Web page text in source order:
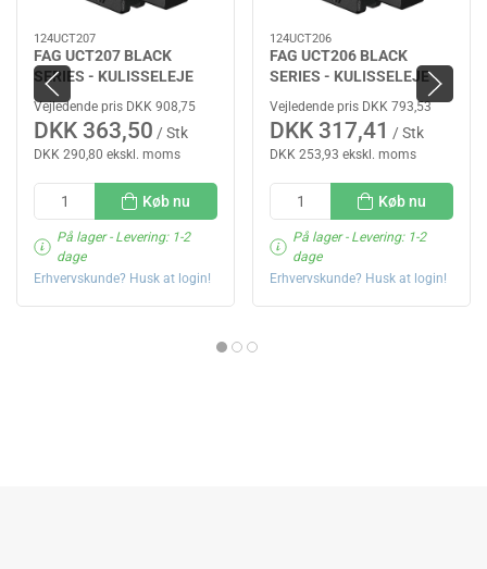
124UCT207
FAG UCT207 BLACK
SERIES - KULISSELEJE
Vejledende pris DKK 908,75
DKK 363,50 / Stk
DKK 290,80 ekskl. moms
Køb nu
På lager- Levering: 1-2
dage
Erhvervskunde? Husk at login!
124UCT206
FAG UCT206 BLACK
SERIES - KULISSELEJE
Vejledende pris DKK 793,53
DKK 317,41 / Stk
DKK 253,93 ekskl. moms
Køb nu
På lager- Levering: 1-2
dage
Erhvervskunde? Husk at login!